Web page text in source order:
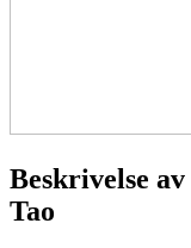
Beskrivelse av
Tao